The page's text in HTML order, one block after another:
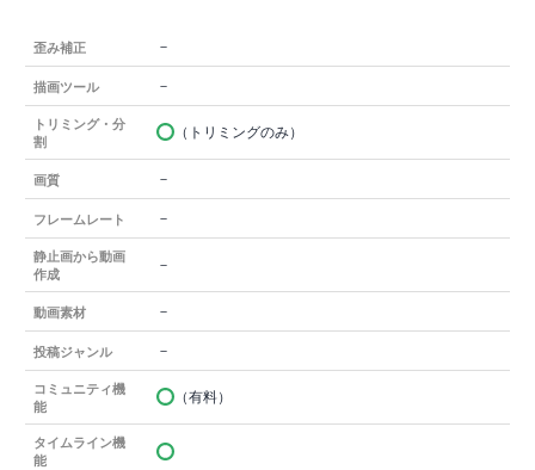
歪み補正 －
描画ツール －
トリミング・分
割
（トリミングのみ）
画質 －
フレームレート －
静止画から動画
作成
－
動画素材 －
投稿ジャンル －
コミュニティ機
能
（有料）
タイムライン機
能